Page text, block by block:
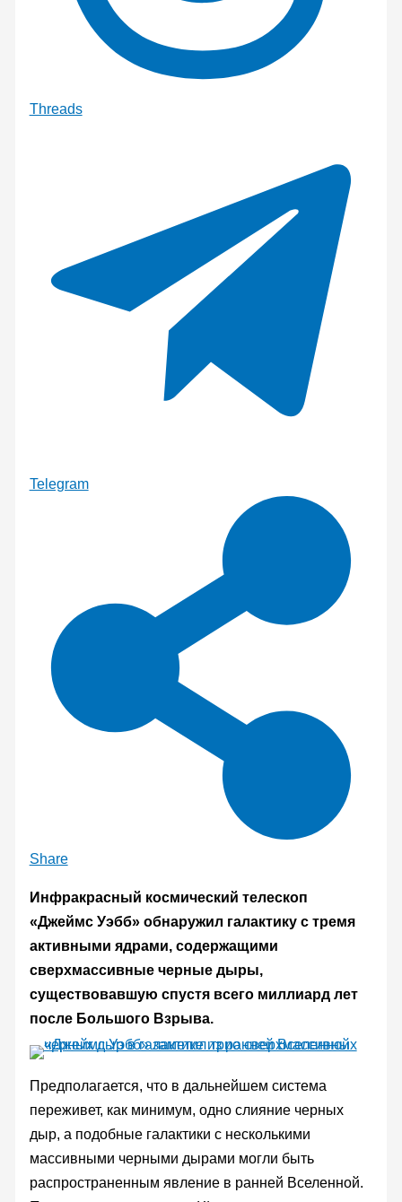
Threads
Telegram
Share
Инфракрасный космический телескоп
«Джеймс Уэбб» обнаружил галактику с тремя
активными ядрами, содержащими
сверхмассивные черные дыры,
существовавшую спустя всего миллиард лет
после Большого Взрыва.
Предполагается, что в дальнейшем система
переживет, как минимум, одно слияние черных
дыр, а подобные галактики с несколькими
массивными черными дырами могли быть
распространенным явление в ранней Вселенной.